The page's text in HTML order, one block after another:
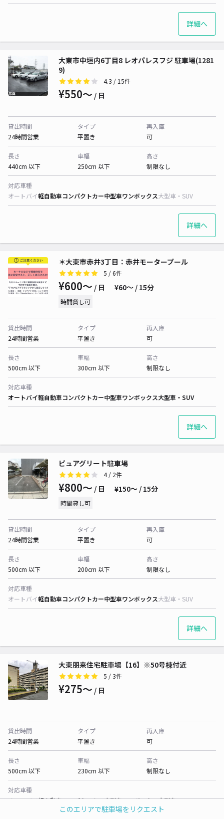
このエリアで駐車場をリクエスト
詳細へ
大東市中垣内6丁目8 レオパレスフジ 駐車場(1281
9)
4.3 / 15件
¥550〜 / 日
貸出時間
24時間営業
タイプ
平置き
再入庫
可
長さ
440cm 以下
車幅
250cm 以下
高さ
制限なし
対応車種
オートバイ軽自動車コンパクトカー中型車ワンボックス大型車・SUV
詳細へ
＊大東市赤井3丁目：赤井モータープール
5 / 6件
¥600〜 / 日 ¥60〜 / 15分
時間貸し可
貸出時間
24時間営業
タイプ
平置き
再入庫
可
長さ
500cm 以下
車幅
300cm 以下
高さ
制限なし
対応車種
オートバイ軽自動車コンパクトカー中型車ワンボックス大型車・SUV
詳細へ
ピュアグリート駐車場
4/ 2件
¥800〜 / 日 ¥150〜 / 15分
時間貸し可
貸出時間
24時間営業
タイプ
平置き
再入庫
可
長さ
500cm 以下
車幅
200cm 以下
高さ
制限なし
対応車種
オートバイ軽自動車コンパクトカー中型車ワンボックス大型車・SUV
詳細へ
大東朋来住宅駐車場【16】※50号棟付近
5 / 3件
¥275〜 / 日
貸出時間
24時間営業
タイプ
平置き
再入庫
可
長さ
500cm 以下
車幅
230cm 以下
高さ
制限なし
対応車種
オートバイ軽自動車コンパクトカー中型車ワンボックス大型車・SUV